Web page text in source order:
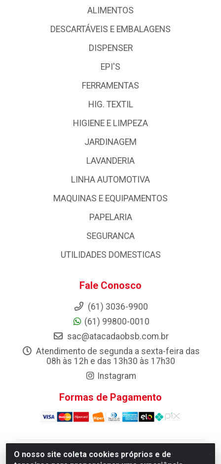
O nosso site coleta cookies próprios e de
ALIMENTOS
DESCARTÁVEIS E EMBALAGENS
DISPENSER
EPI'S
FERRAMENTAS
HIG. TEXTIL
HIGIENE E LIMPEZA
JARDINAGEM
LAVANDERIA
LINHA AUTOMOTIVA
MAQUINAS E EQUIPAMENTOS
PAPELARIA
SEGURANCA
UTILIDADES DOMESTICAS
Fale Conosco
(61) 3036-9900
(61) 99800-0010
sac@atacadaobsb.com.br
Atendimento de segunda a sexta-feira das
08h às 12h e das 13h30 às 17h30
Instagram
Formas de Pagamento
Atacadao da Limpeza F. Pereira Queiroz Comercio e